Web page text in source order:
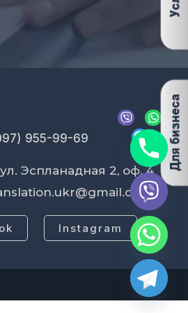
955-99-69
V
i
b
e
W
h
t
s
a
p
p
T
e
l
e
g
r
a
m
Эспланадная 2, оф. 4
Instagram